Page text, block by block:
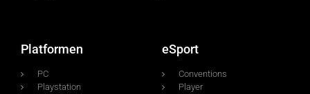
Platformen
PC
Playstation
eSport
Conventions
Player